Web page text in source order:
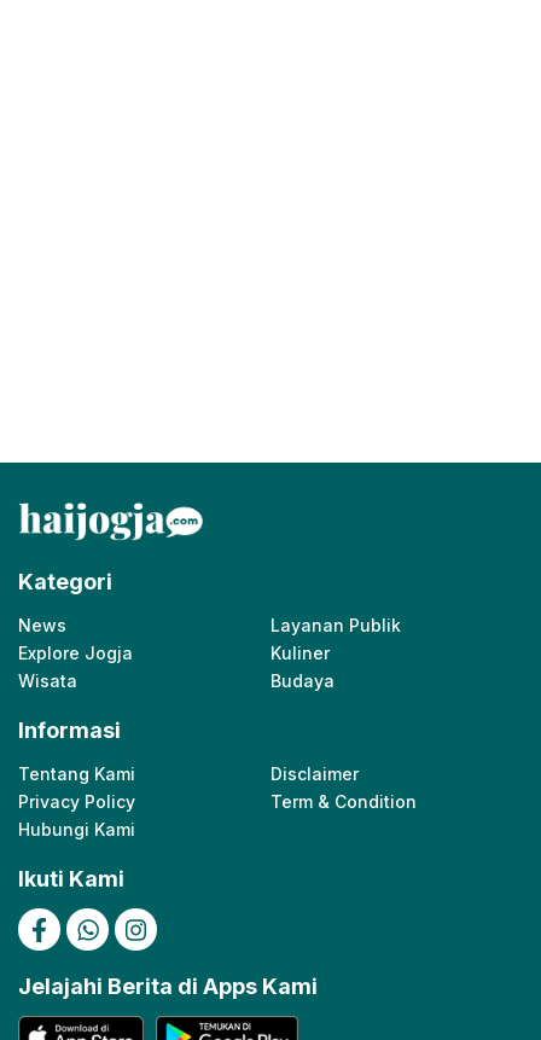
Kategori
News
Layanan Publik
Explore Jogja
Kuliner
Wisata
Budaya
Informasi
Tentang Kami
Disclaimer
Privacy Policy
Term & Condition
Hubungi Kami
Ikuti Kami
Jelajahi Berita di Apps Kami